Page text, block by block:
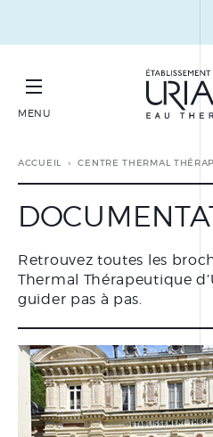
MENU
RÉSERVER SA CURE
CURES
MINI-CURES
POST-CANCER
LES ATELIERS 6
PRÉPARER SA
THERMALE
ACCUEIL CENTRE THERMAL
Retrouvez toutes les
Thermal Thérapeutique
guider pas à pas.